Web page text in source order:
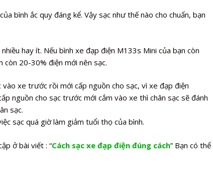
bình ắc quy đáng kể. Vậy sạc như thế nào cho chuẩn, bạn
hay ít. Nếu bình xe đạp điện M133s Mini của bạn còn
20-30% điện mới nên sạc.
xe trước rồi mới cấp nguồn cho sạc, vì xe đạp điện
nguồn cho sạc trước mới cắm vào xe thì chân sạc sẽ đánh
sạc.
sạc quá giờ làm giảm tuổi thọ của bình.
ở bài viết : “Cách sạc xe đạp điện đúng cách” Bạn có thể